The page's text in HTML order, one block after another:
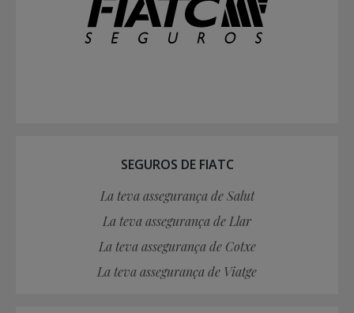
SEGUROS DE FIATC
La teva assegurança de Salut
La teva assegurança de Llar
La teva assegurança de Cotxe
La teva assegurança de Viatge